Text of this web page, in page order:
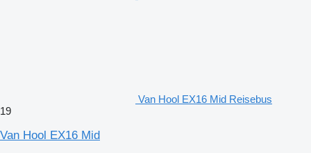
Van Hool EX16 Mid Reisebus
19
Van Hool EX16 Mid